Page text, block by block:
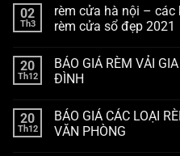
02
Th3
rèm cửa hà nội – các
rèm cửa sổ đẹp 2021
20
Th12
BÁO GIÁ RÈM VẢI GIA
ĐÌNH
20
Th12
BÁO GIÁ CÁC LOẠI
VĂN PHÒNG